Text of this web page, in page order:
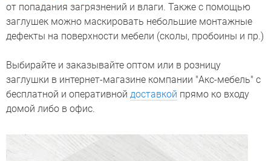
от попадания загрязнений и влаги. Также с помощью
заглушек можно маскировать небольшие монтажные
дефекты на поверхности мебели (сколы, пробоины и пр.)
Выбирайте и заказывайте оптом или в розницу
заглушки в интернет-магазине компании "Акс-мебель" с
бесплатной и оперативной доставкой прямо ко входу
домой либо в офис.